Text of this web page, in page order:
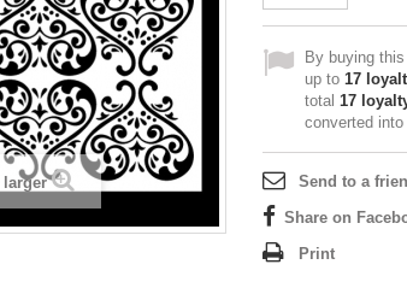
larger
By buying
up to 17
total 17
converted
Send to a
Share on
Print